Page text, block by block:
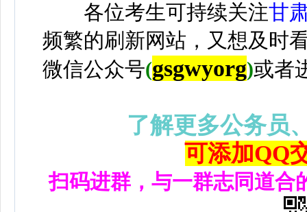
各位考生可持续关注甘
频繁的刷新网站，又想及时
微信公众号(gsgwyorg)或者
了解更多公务员
可添加QQ
扫码进群，与一群志同道合